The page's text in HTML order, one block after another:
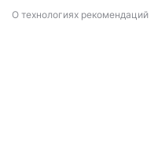
О технологиях рекомендаций